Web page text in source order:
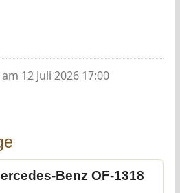
12 Juli 2026 17:00
Benz OF-1318